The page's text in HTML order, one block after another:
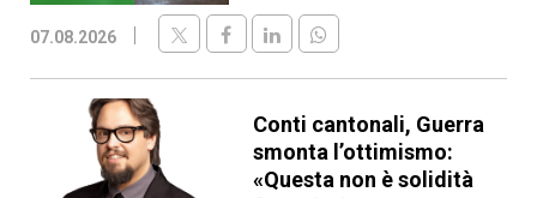
07.08.2026
Conti cantonali, Guerra
smonta l’ottimismo:
«Questa non è solidità